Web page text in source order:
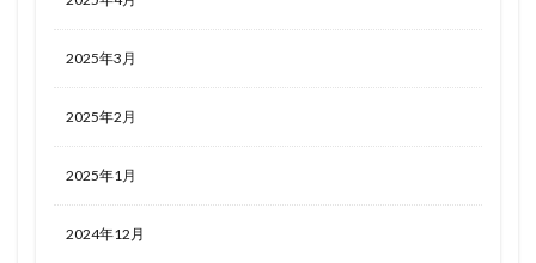
2025年3月
2025年2月
2025年1月
2024年12月